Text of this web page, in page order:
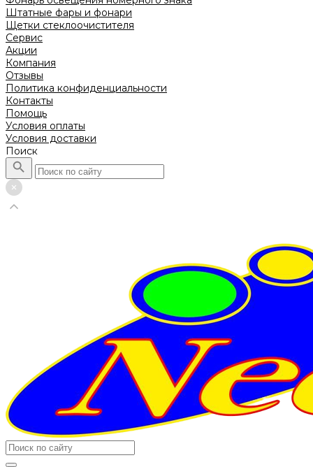
Штатные фары и фонари
Щетки стеклоочистителя
Сервис
Акции
Компания
Отзывы
Политика конфиденциальности
Контакты
Помощь
Условия оплаты
Условия доставки
Поиск